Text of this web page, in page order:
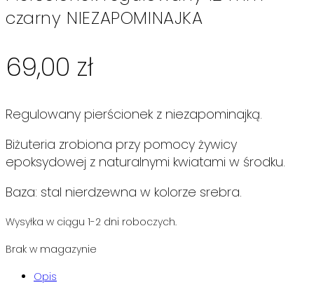
czarny NIEZAPOMINAJKA
69,00 zł
Regulowany pierścionek z niezapominajką.
Biżuteria zrobiona przy pomocy żywicy
epoksydowej z naturalnymi kwiatami w środku.
Baza: stal nierdzewna w kolorze srebra.
Wysyłka w ciągu 1-2 dni roboczych.
Brak w magazynie
Opis